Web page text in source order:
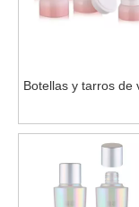
Botellas y tarros de
con tapas para uso